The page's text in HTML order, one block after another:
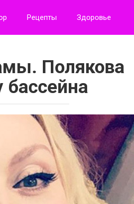
Рецепты Здоровье
Полякова
бассейна